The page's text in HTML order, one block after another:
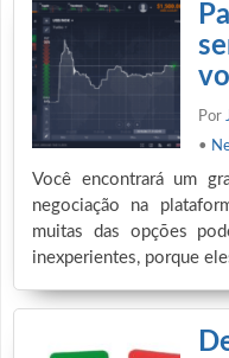
Por
•
Você encontrará um
negociação na
muitas das opções
inexperientes, porque